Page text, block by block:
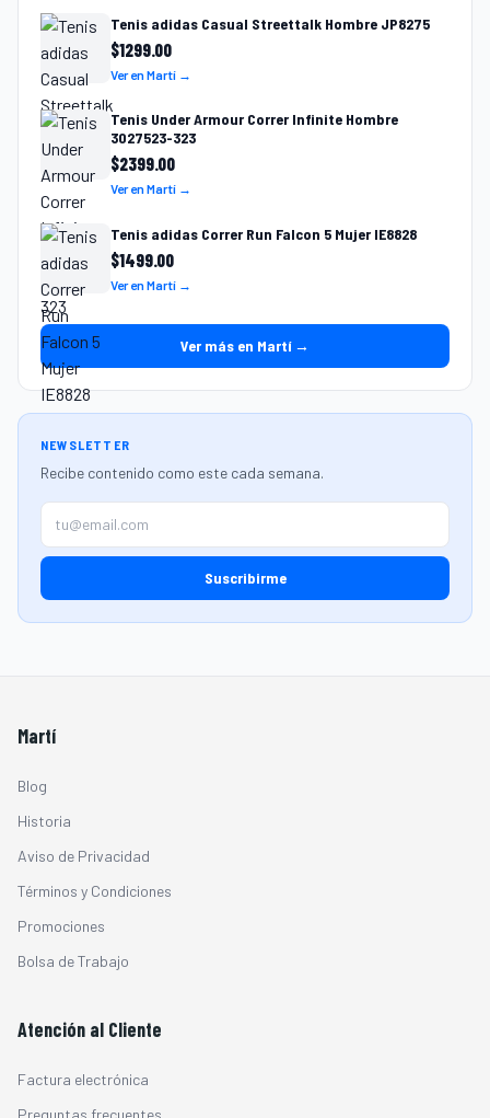
Tenis adidas Casual Streettalk Hombre JP8275
$1299.00
Ver en Martí →
Tenis Under Armour Correr Infinite Hombre
3027523-323
$2399.00
Ver en Martí →
Tenis adidas Correr Run Falcon 5 Mujer IE8828
$1499.00
Ver en Martí →
Ver más en Martí →
NEWSLETTER
Recibe contenido como este cada semana.
Suscribirme
Martí
Blog
Historia
Aviso de Privacidad
Términos y Condiciones
Promociones
Bolsa de Trabajo
Atención al Cliente
Factura electrónica